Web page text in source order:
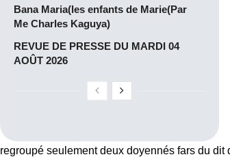
Bana Maria(les enfants de Marie(Par
Me Charles Kaguya)
REVUE DE PRESSE DU MARDI 04
AOÛT 2026
regroupé seulement deux doyennés fars du dit